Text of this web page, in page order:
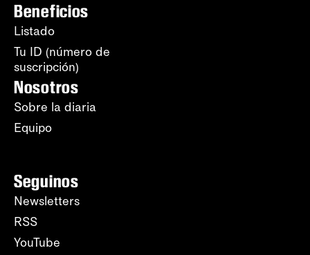
Beneficios
Listado
Tu ID (número de
suscripción)
Nosotros
Sobre la diaria
Equipo
Seguinos
Newsletters
RSS
YouTube